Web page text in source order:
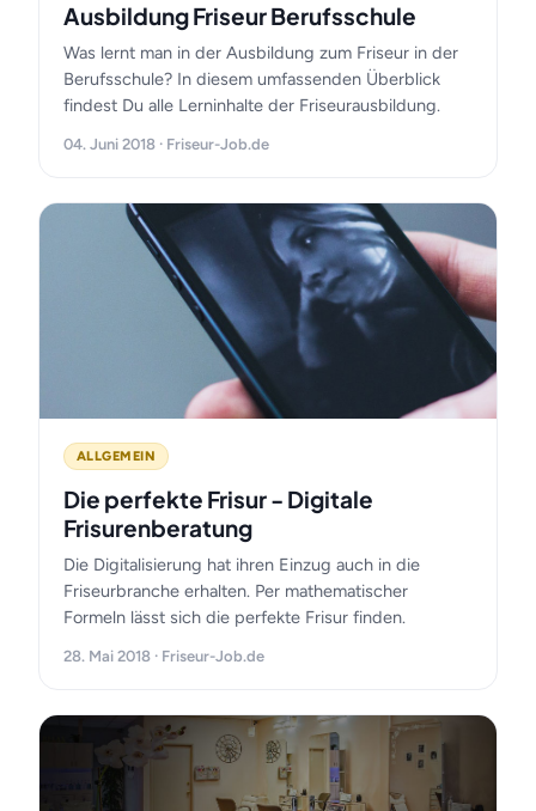
Ausbildung Friseur Berufsschule
Was lernt man in der Ausbildung zum Friseur in der
Berufsschule? In diesem umfassenden Überblick
findest Du alle Lerninhalte der Friseurausbildung.
04. Juni 2018 · Friseur-Job.de
ALLGEMEIN
Die perfekte Frisur - Digitale
Frisurenberatung
Die Digitalisierung hat ihren Einzug auch in die
Friseurbranche erhalten. Per mathematischer
Formeln lässt sich die perfekte Frisur finden.
28. Mai 2018 · Friseur-Job.de